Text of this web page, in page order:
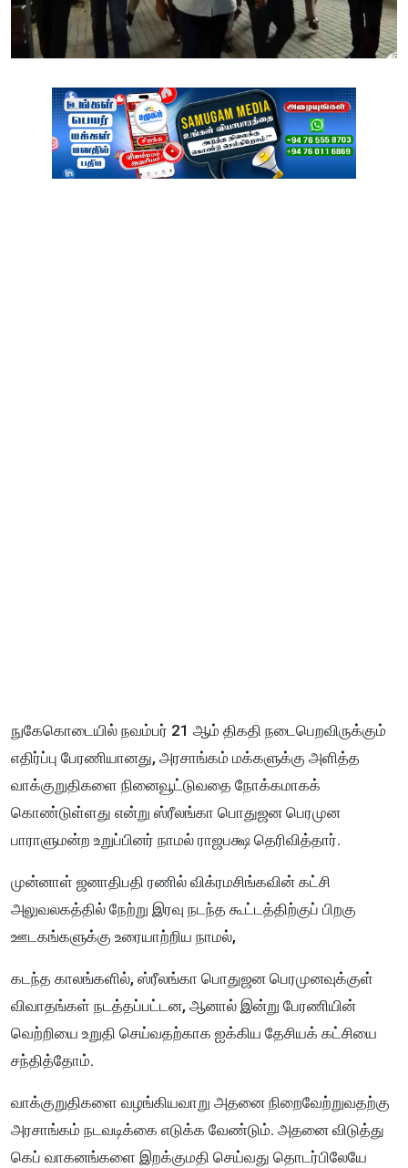
நுகேகொடையில் நவம்பர் 21 ஆம் திகதி நடைபெறவிருக்கும்
எதிர்ப்பு பேரணியானது, அரசாங்கம் மக்களுக்கு அளித்த
வாக்குறுதிகளை நினைவூட்டுவதை நோக்கமாகக்
கொண்டுள்ளது என்று ஸ்ரீலங்கா பொதுஜன பெரமுன
பாராளுமன்ற உறுப்பினர் நாமல் ராஜபக்ஷ தெரிவித்தார்.
முன்னாள் ஜனாதிபதி ரணில் விக்ரமசிங்கவின் கட்சி
அலுவலகத்தில் நேற்று இரவு நடந்த கூட்டத்திற்குப் பிறகு
ஊடகங்களுக்கு உரையாற்றிய நாமல்,
கடந்த காலங்களில், ஸ்ரீலங்கா பொதுஜன பெரமுனவுக்குள்
விவாதங்கள் நடத்தப்பட்டன, ஆனால் இன்று பேரணியின்
வெற்றியை உறுதி செய்வதற்காக ஐக்கிய தேசியக் கட்சியை
சந்தித்தோம்.
வாக்குறுதிகளை வழங்கியவாறு அதனை நிறைவேற்றுவதற்கு
அரசாங்கம் நடவடிக்கை எடுக்க வேண்டும். அதனை விடுத்து
கெப் வாகனங்களை இறக்குமதி செய்வது தொடர்பிலேயே